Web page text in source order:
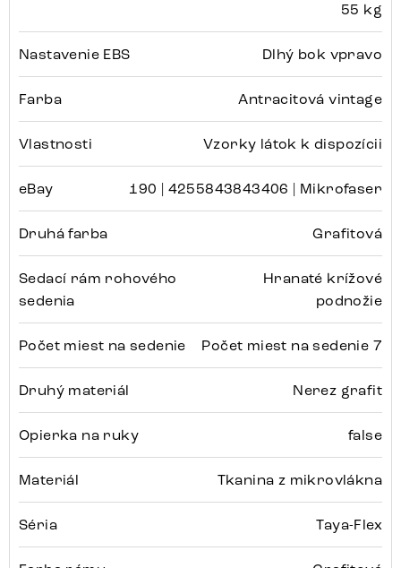
55 kg
Nastavenie EBS Dlhý bok vpravo
Farba Antracitová vintage
Vlastnosti Vzorky látok k dispozícii
eBay 190 | 4255843843406 | Mikrofaser
Druhá farba Grafitová
Sedací rám rohového
sedenia
Hranaté krížové
podnožie
Počet miest na sedenie Počet miest na sedenie 7
Druhý materiál Nerez grafit
Opierka na ruky false
Materiál Tkanina z mikrovlákna
Séria Taya-Flex